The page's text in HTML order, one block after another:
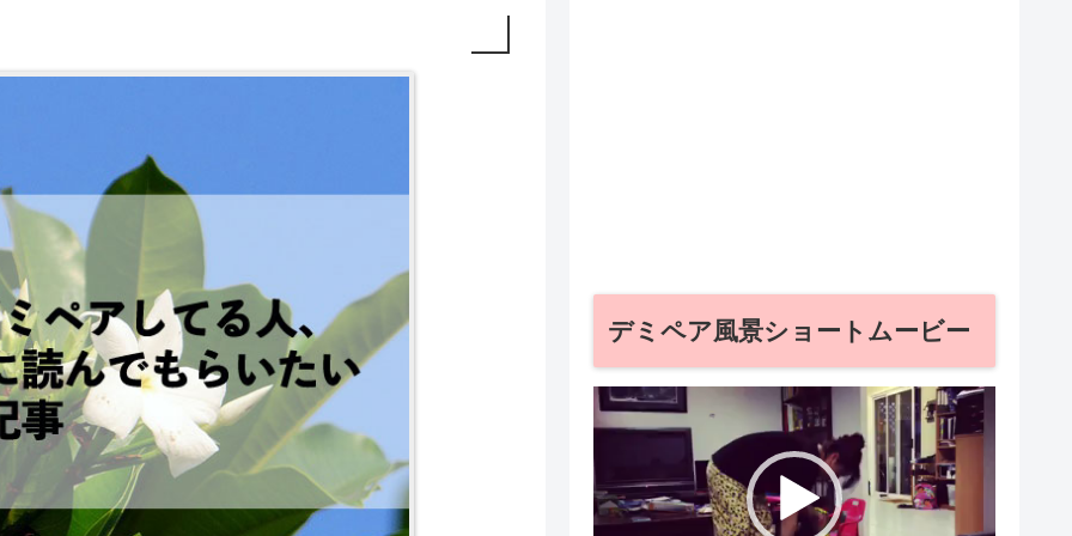
デミペア風景ショートムービー
動
プ
レ